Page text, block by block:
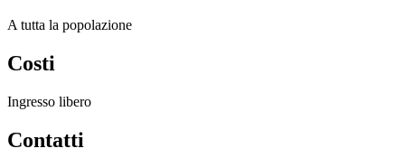
A tutta la popolazione
Costi
Ingresso libero
Contatti